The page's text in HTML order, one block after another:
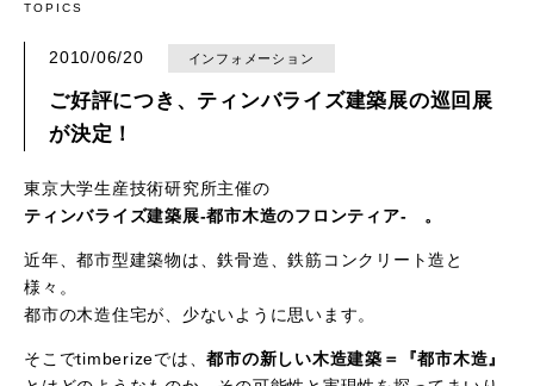
TOPICS
2010/06/20 インフォメーション
ご好評につき、ティンバライズ建築展の巡回展
が決定！
東京大学生産技術研究所主催の
ティンバライズ建築展-都市木造のフロンティア- 。
近年、都市型建築物は、鉄骨造、鉄筋コンクリート造と
様々。
都市の木造住宅が、少ないように思います。
そこでtimberizeでは、都市の新しい木造建築＝『都市木造』